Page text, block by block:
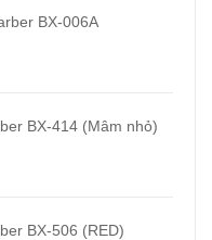
BX-006A
BX-414 (Mâm nhỏ)
BX-506 (RED)